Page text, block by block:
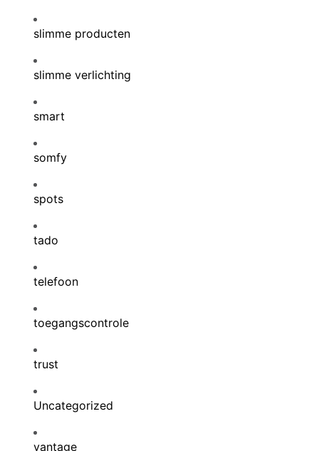
slimme producten
slimme verlichting
smart
somfy
spots
tado
telefoon
toegangscontrole
trust
Uncategorized
vantage